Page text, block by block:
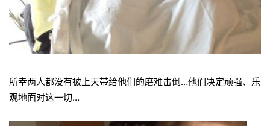
所幸两人都没有被上天带给他们的磨难击倒…他们决定顽强、乐
观地面对这一切…